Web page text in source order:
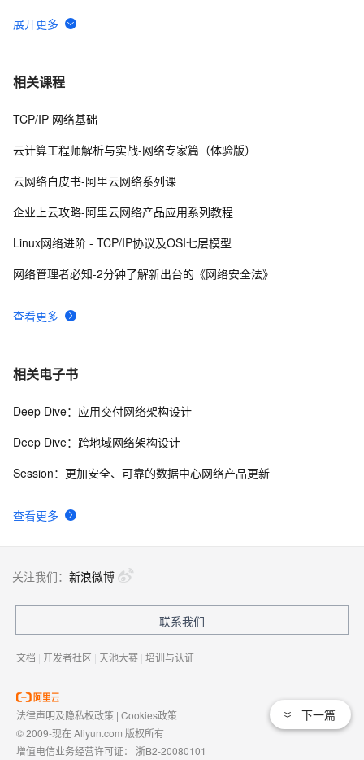
6 分享4个未注册*sdn域名
7 SDN 网络编排与服务
8 企业数据中心SDN部署指南
10网络功能虚拟化（NFV）和软件定义网络（SDN）：赋能
相关课程
查看更多
TCP/IP 网络基础
云计算工程师解析与实战-网络专家篇（体验版）
云网络白皮书-阿里云网络系列课
企业上云攻略-阿里云网络产品应用系列教程
Linux网络进阶 - TCP/IP协议及OSI七层模型
网络管理者必知-2分钟了解新出台的《网络安全法》
相关电子书
查看更多
Deep Dive：应用交付网络架构设计
Deep Dive：跨地域网络架构设计
Session：更加安全、可靠的数据中心网络产品更新
下一篇
关注我们： 新浪微博
联系我们
文档 | 开发者社区 | 天池大赛 | 培训与认证
法律声明及隐私权政策 | Cookies政策
© 2009-现在 Aliyun.com 版权所有
增值电信业务经营许可证： 浙B2-20080101